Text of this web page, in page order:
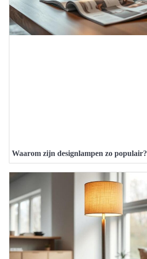
Waarom zijn designlampen zo populair?